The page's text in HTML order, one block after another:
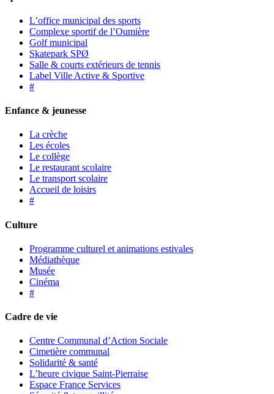
L’office municipal des sports
Complexe sportif de l’Oumière
Golf municipal
Skatepark SPØ
Salle & courts extérieurs de tennis
Label Ville Active & Sportive
#
Enfance & jeunesse
La crèche
Les écoles
Le collège
Le restaurant scolaire
Le transport scolaire
Accueil de loisirs
#
Culture
Programme culturel et animations estivales
Médiathèque
Musée
Cinéma
#
Cadre de vie
Centre Communal d’Action Sociale
Cimetière communal
Solidarité & santé
L’heure civique Saint-Pierraise
Espace France Services